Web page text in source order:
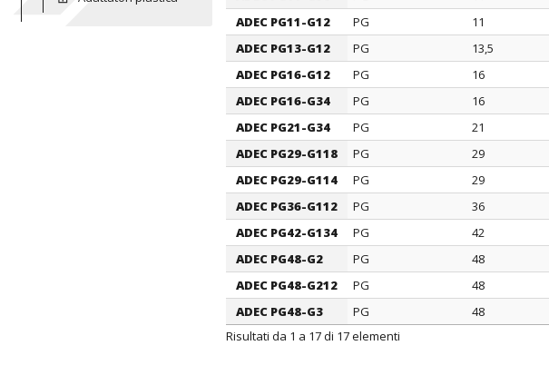
ADEC PG11-G12
PG 11
ADEC PG13-G12
PG 13,5
ADEC PG16-G12
PG 16
ADEC PG16-G34
PG 16
ADEC PG21-G34
PG 21
ADEC PG29-G118
PG 29
ADEC PG29-G114
PG 29
ADEC PG36-G112
PG 36
ADEC PG42-G134
PG 42
ADEC PG48-G2
PG 48
ADEC PG48-G212
PG 48
ADEC PG48-G3
PG 48
Risultati da 1 a 17 di 17 elementi